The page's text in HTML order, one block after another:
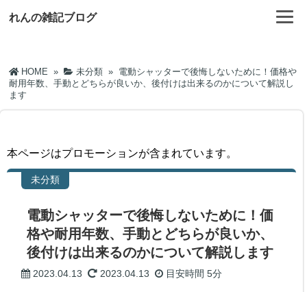
れんの雑記ブログ
HOME » 未分類 » 電動シャッターで後悔しないために！価格や
耐用年数、手動とどちらが良いか、後付けは出来るのかについて解説し
ます
本ページはプロモーションが含まれています。
未分類
電動シャッターで後悔しないために！価
格や耐用年数、手動とどちらが良いか、
後付けは出来るのかについて解説します
2023.04.13 2023.04.13 目安時間5分